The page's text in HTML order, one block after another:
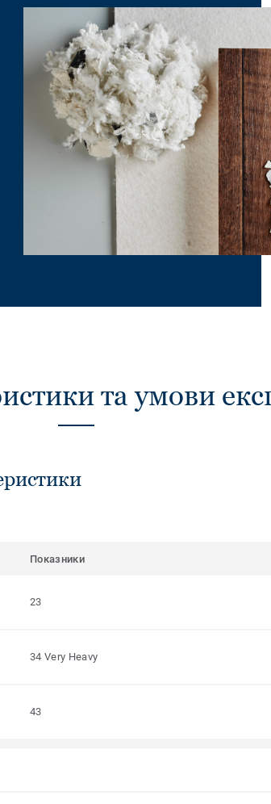
та умови
Показники
23
34 Very Heavy
43